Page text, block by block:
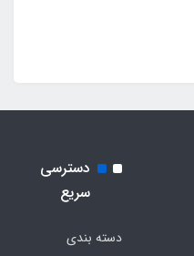
دسترسی
سریع
دسته بندی